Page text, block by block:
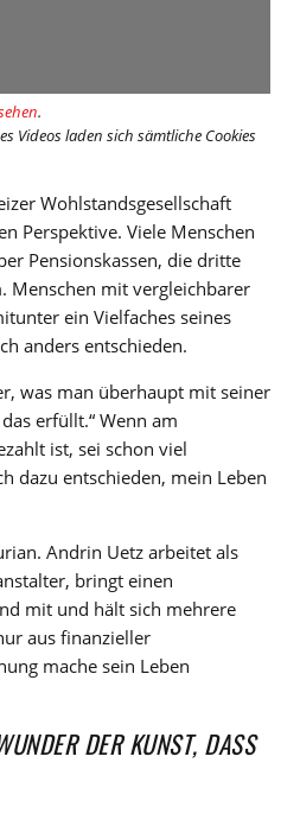
.
Videos laden sich sämtliche Cookies
Wohlstandsgesellschaft
Perspektive. Viele Menschen
Pensionskassen, die dritte
Menschen mit vergleichbarer
ein Vielfaches seines
anders entschieden.
was man überhaupt mit seiner
erfüllt.“ Wenn am
ist, sei schon viel
dazu entschieden, mein Leben
Andrin Uetz arbeitet als
bringt einen
mit und hält sich mehrere
aus finanzieller
mache sein Leben
DER KUNST, DASS